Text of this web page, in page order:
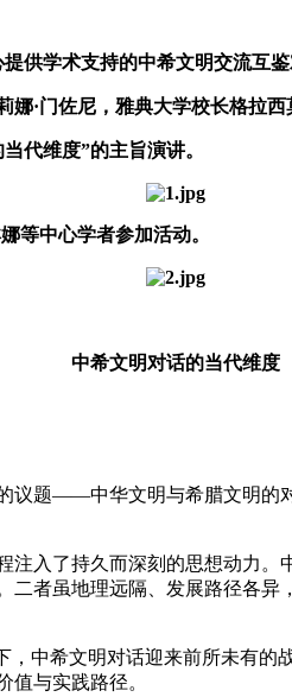
供学术支持的中希文明交流互
门佐尼，雅典大学校长格拉西
代维度”的主旨演讲。
等中心学者参加活动。
中希文明对话的当代维度
题——中华文明与希腊文明的
了持久而深刻的思想动力。
者虽地理远隔、发展路径各
希文明对话迎来前所未有的
与实践路径。